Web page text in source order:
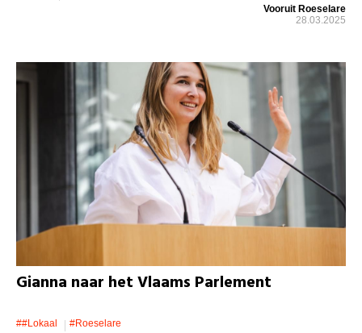
Vooruit Roeselare
28.03.2025
Gianna naar het Vlaams Parlement
##lokaal
#roeselare